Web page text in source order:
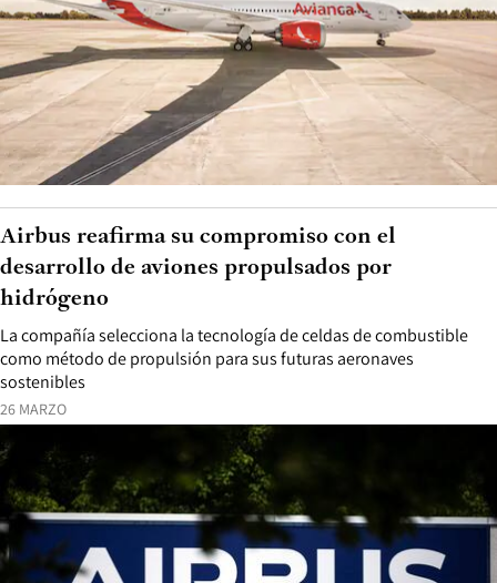
26 MARZO
La compañía selecciona la tecnología de celdas de combustible
como método de propulsión para sus futuras aeronaves
sostenibles
Airbus reafirma su compromiso con el
desarrollo de aviones propulsados por
hidrógeno